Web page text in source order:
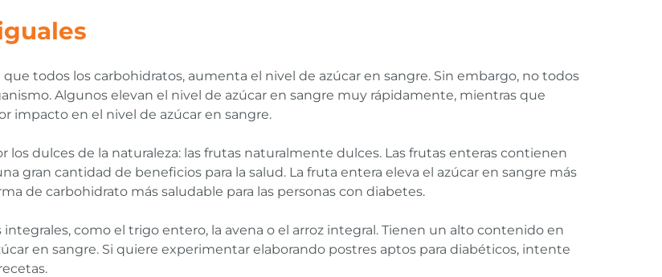
que todos los carbohidratos, aumenta el nivel de azúcar en sangre. Sin embargo, no todos
Algunos elevan el nivel de azúcar en sangre muy rápidamente, mientras que
impacto en el nivel de azúcar en sangre.
los dulces de la naturaleza: las frutas naturalmente dulces. Las frutas enteras contienen
gran cantidad de beneficios para la salud. La fruta entera eleva el azúcar en sangre más
de carbohidrato más saludable para las personas con diabetes.
como el trigo entero, la avena o el arroz integral. Tienen un alto contenido en
en sangre. Si quiere experimentar elaborando postres aptos para diabéticos, intente